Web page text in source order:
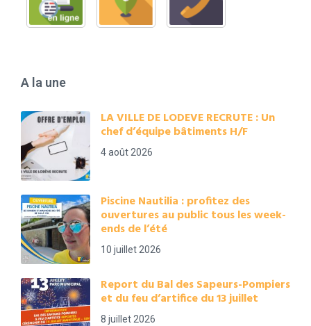
A la une
LA VILLE DE LODEVE RECRUTE : Un
chef d’équipe bâtiments H/F
4 août 2026
Piscine Nautilia : profitez des
ouvertures au public tous les week-
ends de l’été
10 juillet 2026
Report du Bal des Sapeurs-Pompiers
et du feu d’artifice du 13 juillet
8 juillet 2026